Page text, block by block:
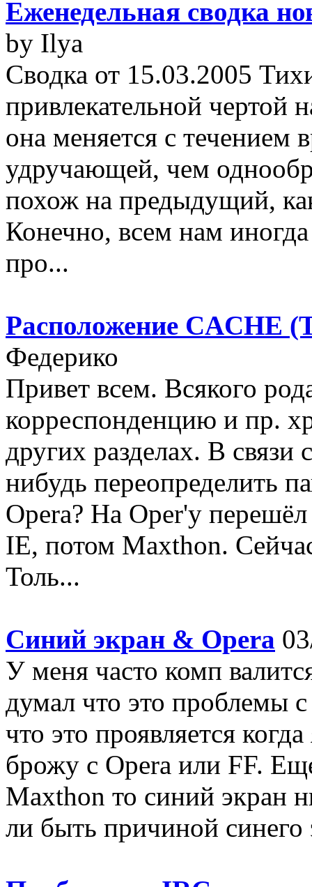
Еженедельная сводка
by Ilya
Сводка от 15.03.2005
привлекательной чертой
она меняется с течением
удручающей, чем
похож на предыдущий,
Конечно, всем нам
про...
Расположение CACHE
Федерико
Привет всем. Всякого
корреспонденцию и пр.
других разделах. В
нибудь переопределить
Opera? На Oper'у
IE, потом Maxthon.
Толь...
Синий экран & Opera
У меня часто комп
думал что это проблемы
что это проявляется
брожу с Opera или FF.
Maxthon то синий экран
ли быть причиной синего